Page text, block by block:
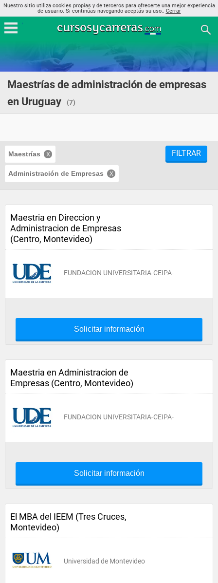
Nuestro sitio utiliza cookies propias y de terceros para ofrecerte una mejor experiencia
de usuario. Si continúas navegando aceptás su uso.. Cerrar
Maestrías de administración de empresas
en Uruguay
(7)
Maestrías
Administración de Empresas
FILTRAR
Maestria en Direccion y
Administracion de Empresas
(Centro, Montevideo)
FUNDACION UNIVERSITARIA-CEIPA-
Solicitar información
Maestria en Administracion de
Empresas (Centro, Montevideo)
FUNDACION UNIVERSITARIA-CEIPA-
Solicitar información
El MBA del IEEM (Tres Cruces,
Montevideo)
Universidad de Montevideo